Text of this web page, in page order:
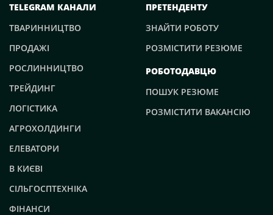
TELEGRAM КАНАЛИ
ТВАРИННИЦТВО
ПРОДАЖІ
РОСЛИННИЦТВО
ТРЕЙДИНГ
ЛОГІСТИКА
АГРОХОЛДИНГИ
ЕЛЕВАТОРИ
В КИЄВІ
СІЛЬГОСПТЕХНІКА
ФІНАНСИ
ПРЕТЕНДЕНТУ
ЗНАЙТИ РОБОТУ
РОЗМІСТИТИ РЕЗЮМЕ
РОБОТОДАВЦЮ
ПОШУК РЕЗЮМЕ
РОЗМІСТИТИ ВАКАНСІЮ